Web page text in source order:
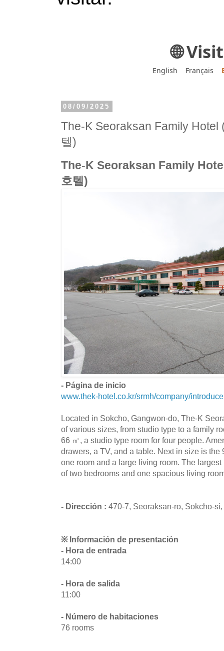
🌐
English Français
08/09/2025
The-K Seoraksan Family Hotel
텔)
The-K Seoraksan Family
호텔)
- Página de inicio
www.thek-hotel.co.kr/srmh/company/
Located in Sokcho, Gangwon-do, The-K
of various sizes, from studio type to a family
66 ㎡, a studio type room for four people.
drawers, a TV, and a table. Next in size is the
one room and a large living room. The
of two bedrooms and one spacious living
- Dirección : 470-7, Seoraksan-ro, Sokcho-
※ Información de presentación
- Hora de entrada
14:00
- Hora de salida
11:00
- Número de habitaciones
76 rooms